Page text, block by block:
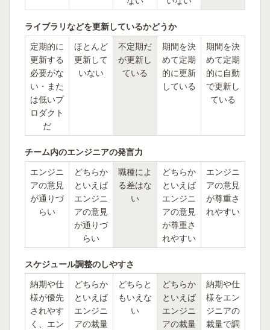
ライブラリなどを更新しているかどうか
定期的に
更新する
必要がな
い・また
は低いプ
ロダクト
だ
ほとんど
更新して
いない
不定期だ
が更新し
ている
期間を決
めて定期
的に更新
している
期間を決
めて定期
的に自動
で更新し
ている
チーム内のエンジニアの発言力
エンジニ
アの意見
が通りづ
らい
どちらか
といえば
エンジニ
アの意見
が通りづ
らい
職種によ
る差はな
い
どちらか
といえば
エンジニ
アの意見
が尊重さ
れやすい
エンジニ
アの意見
が尊重さ
れやすい
スケジュール調整のしやすさ
納期や仕
様が優先
されやす
く、エン
どちらか
といえば
エンジニ
アの裁量
どちらと
もいえな
い
どちらか
といえば
エンジニ
アの裁量
納期や仕
様をエン
ジニアの
裁量で調